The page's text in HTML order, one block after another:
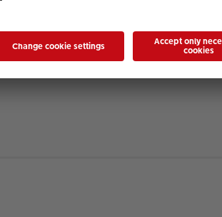
Augenblicken erledigt und ermöglicht es
und die verwandten